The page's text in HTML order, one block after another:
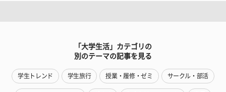
「大学生活」カテゴリの
別のテーマの記事を見る
学生トレンド 学生旅行 授業・履修・ゼミ サークル・部活